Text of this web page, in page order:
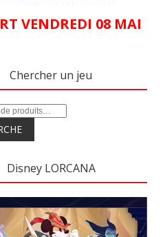
VENDREDI 08 MAI
Chercher un jeu
Disney LORCANA